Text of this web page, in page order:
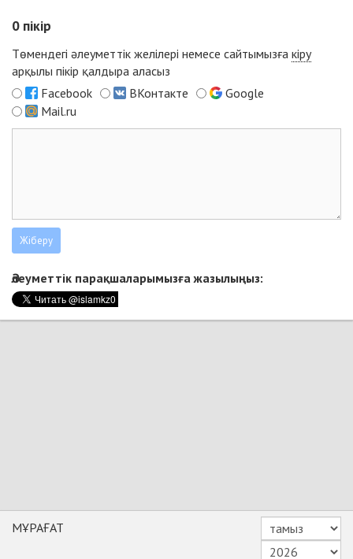
0 пікір
Төмендегі әлеуметтік желілері немесе сайтымызға кіру
арқылы пікір қалдыра аласыз
Facebook
ВКонтакте
Google
Mail.ru
Әлеуметтік парақшаларымызға жазылыңыз:
МҰРАҒАТ